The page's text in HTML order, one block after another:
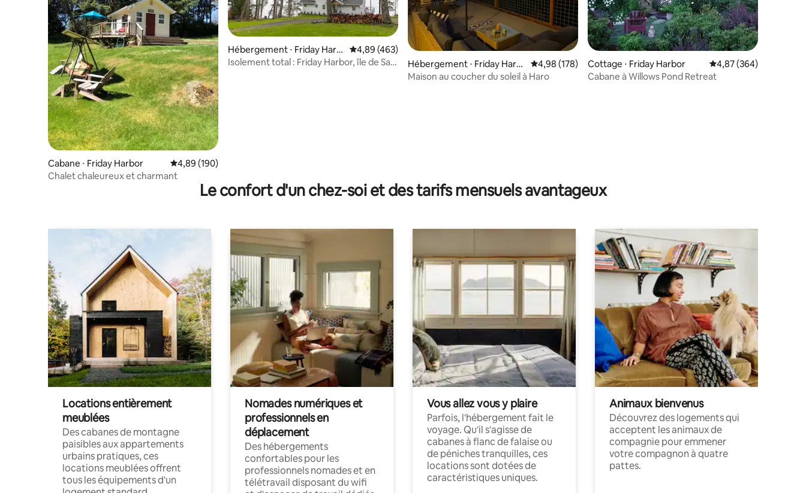
Cabane ⋅ Friday Harbor Évaluation moyenne sur la base de 190 commentaires : 4,89 sur 5
4,89 (190)
Chalet chaleureux et charmant
Hébergement ⋅ Friday Harb
or
Évaluation moyenne sur la base de 463 commentaires : 4,89 sur 5
4,89 (463)
Isolement total : Friday Harbor, île de San
Hébergement ⋅ Friday Harb
or
Évaluation moyenne sur la base de 178 commentaires : 4,98 sur 5
4,98 (178)
Maison au coucher du soleil à Haro
Cottage ⋅ Friday Harbor Évaluation moyenne
4,87 (364)
Cabane à Willows Pond Retreat
Le confort d'un chez-soi et des tarifs mensuels avantageux
Locations entièrement
meublées
Des cabanes de montagne
paisibles aux appartements
urbains pratiques, ces
locations meublées offrent
tous les équipements d'un
Nomades numériques et
professionnels en
déplacement
Des hébergements
confortables pour les
professionnels nomades et en
télétravail disposant du wifi
Vous allez vous y plaire
Parfois, l'hébergement fait le
voyage. Qu'il s'agisse de
cabanes à flanc de falaise ou
de péniches tranquilles, ces
locations sont dotées de
caractéristiques uniques.
Animaux bienvenus
Découvrez des logements qui
acceptent les animaux de
compagnie pour emmener
votre compagnon à quatre
pattes.